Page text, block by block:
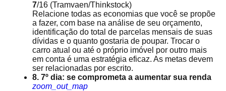
7/16 (Tramvaen/Thinkstock)
Relacione todas as economias que você se propõe
a fazer, com base na análise de seu orçamento,
identificação do total de parcelas mensais de suas
dívidas e o quanto gostaria de poupar. Trocar o
carro atual ou até o próprio imóvel por outro mais
em conta é uma estratégia eficaz. As metas devem
ser relacionadas por escrito.
8. 7º dia: se comprometa a aumentar sua renda
zoom_out_map